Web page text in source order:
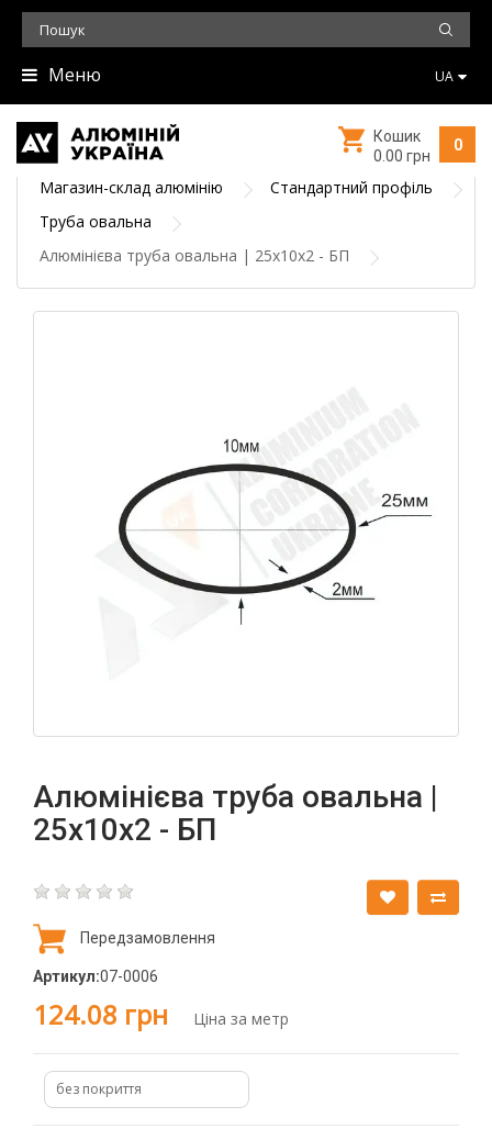
Меню UA
0
Кошик
0.00 грн
Магазин-склад алюмінію
Стандартний профіль
Труба овальна
Алюмінієва труба овальна | 25х10х2 - БП
Алюмінієва труба овальна |
25х10х2 - БП
Передзамовлення
Артикул:07-0006
124.08 грн Ціна за метр
без покриття